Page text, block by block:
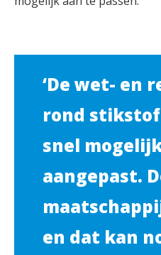
‘De wet- en
rond
snel
aangepast.
en dat kan